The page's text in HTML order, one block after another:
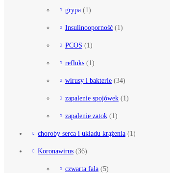
grypa (1)
Insulinooporność (1)
PCOS (1)
refluks (1)
wirusy i bakterie (34)
zapalenie spojówek (1)
zapalenie zatok (1)
choroby serca i układu krążenia (1)
Koronawirus (36)
czwarta fala (5)